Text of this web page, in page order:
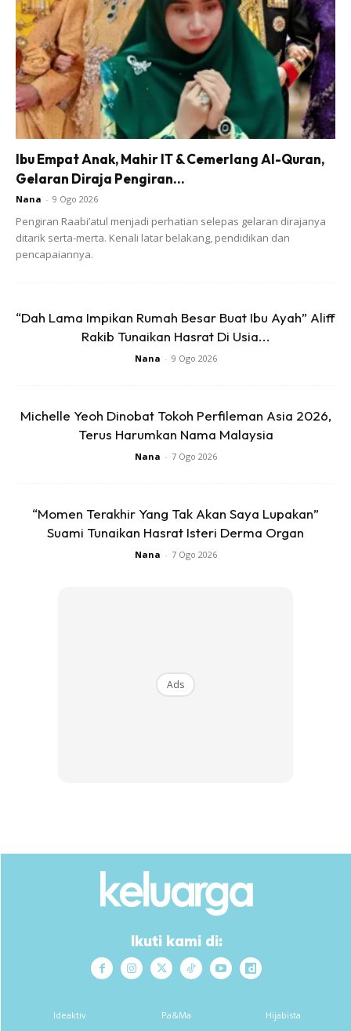
Jagung antara makanan yang sangat digemari semua
orang. Malang sekali jagung boleh trigger ekzema kalau tak
pulih lagi
3. Brokoli
ia mengandungi MSG dan sulfites yang sangat sensitif untuk
usus penderita ekzema. Kalau makan, samada ekzema
teruk atau lambat baik
Ads
Ibu Empat Anak, Mahir IT & Cemerlang Al-Quran,
Gelaran Diraja Pengiran...
Nana - 9 Ogo 2026
Pengiran Raabi’atul menjadi perhatian selepas gelaran dirajanya
ditarik serta-merta. Kenali latar belakang, pendidikan dan
pencapaiannya.
“Dah Lama Impikan Rumah Besar Buat Ibu Ayah” Aliff
Rakib Tunaikan Hasrat Di Usia...
Nana - 9 Ogo 2026
Michelle Yeoh Dinobat Tokoh Perfileman Asia 2026,
Terus Harumkan Nama Malaysia
Nana - 7 Ogo 2026
“Momen Terakhir Yang Tak Akan Saya Lupakan”
Suami Tunaikan Hasrat Isteri Derma Organ
Nana - 7 Ogo 2026
Ads
Ikuti kami di:
Ideaktiv Pa&Ma Hijabista